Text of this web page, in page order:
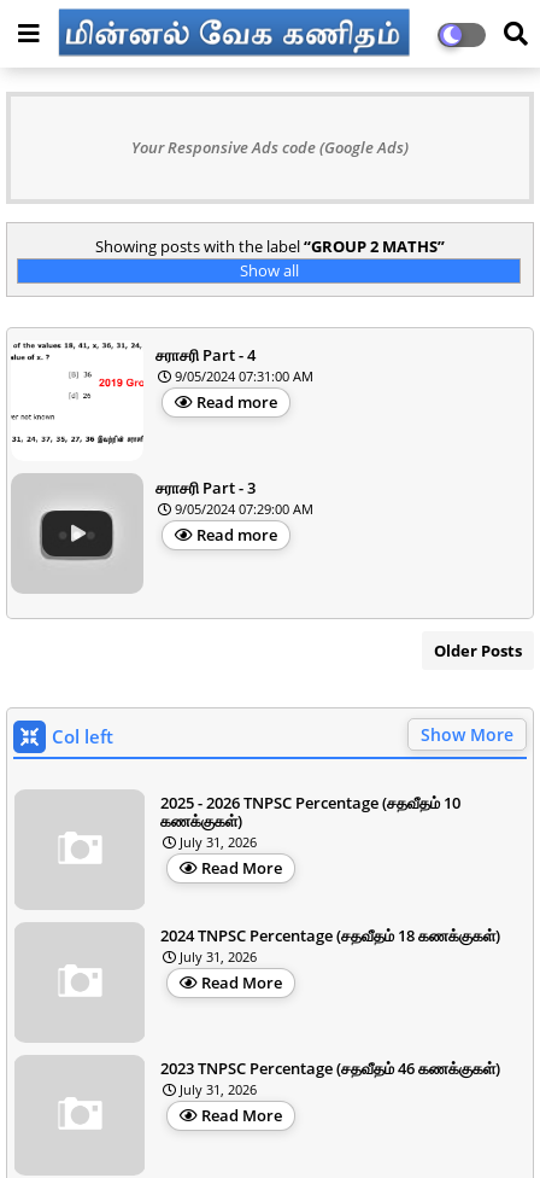
Your Responsive Ads code (Google Ads)
Showing posts with the label GROUP 2 MATHS
Show all
சராசரி Part - 4
9/05/2024 07:31:00 AM
Read more
சராசரி Part - 3
9/05/2024 07:29:00 AM
Read more
Older Posts
Col left Show More
2025 - 2026 TNPSC Percentage (சதவீதம் 10
கணக்குகள்)
July 31, 2026
Read More
2024 TNPSC Percentage (சதவீதம் 18 கணக்குகள்)
July 31, 2026
Read More
2023 TNPSC Percentage (சதவீதம் 46 கணக்குகள்)
July 31, 2026
Read More